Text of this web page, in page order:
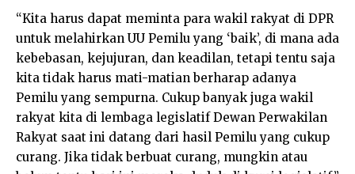
“Kita harus dapat meminta para wakil rakyat di DPR
untuk melahirkan UU Pemilu yang ‘baik’, di mana ada
kebebasan, kejujuran, dan keadilan, tetapi tentu saja
kita tidak harus mati-matian berharap adanya
Pemilu yang sempurna. Cukup banyak juga wakil
rakyat kita di lembaga legislatif Dewan Perwakilan
Rakyat saat ini datang dari hasil Pemilu yang cukup
curang. Jika tidak berbuat curang, mungkin atau